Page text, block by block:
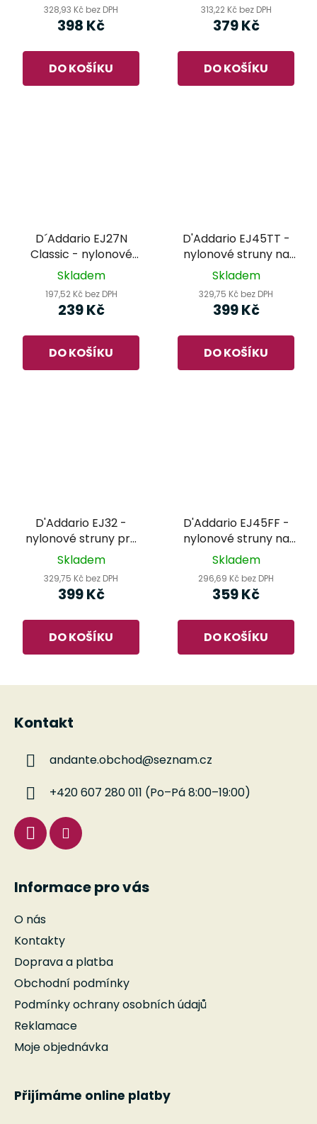
328,93 Kč bez DPH
398 Kč
DO KOŠÍKU
klasickou kytaru
313,22 Kč bez DPH
379 Kč
DO KOŠÍKU
D´Addario EJ27N
Classic - nylonové
struny na klasickou
Skladem
197,52 Kč bez DPH
239 Kč
DO KOŠÍKU
D'Addario EJ45TT -
nylonové struny na
klasickou kytaru
Skladem
329,75 Kč bez DPH
399 Kč
DO KOŠÍKU
D'Addario EJ32 -
nylonové struny pro
klasickou kytaru
Skladem
329,75 Kč bez DPH
399 Kč
DO KOŠÍKU
D'Addario EJ45FF -
nylonové struny na
klasickou kytaru
Skladem
296,69 Kč bez DPH
359 Kč
DO KOŠÍKU
Z
Kontakt
andante.obchod@seznam.cz
+420 607 280 011 (Po–Pá 8:00–19:00)
Informace pro vás
O nás
Kontakty
Doprava a platba
Obchodní podmínky
Podmínky ochrany osobních údajů
Reklamace
Moje objednávka
Přijímáme online platby